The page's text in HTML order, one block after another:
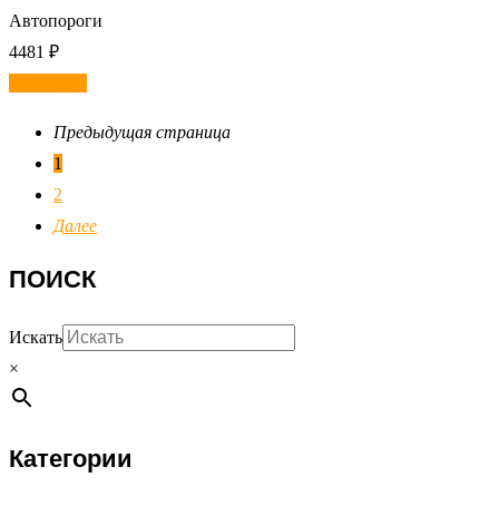
Автопороги
4481 ₽
Предыдущая страница
1
2
Далее
ПОИСК
Искать
×
Категории